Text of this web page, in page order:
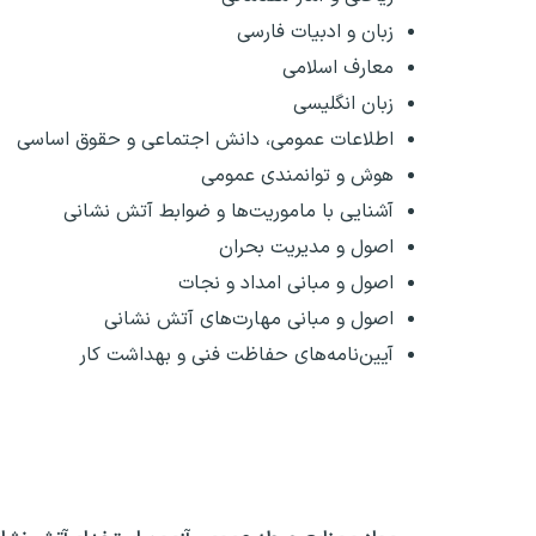
زبان و ادبیات فارسی
معارف اسلامی
زبان انگلیسی
اطلاعات عمومی، دانش اجتماعی و حقوق اساسی
هوش و توانمندی عمومی
آشنایی با ماموریت‌ها و ضوابط آتش نشانی
اصول و مدیریت بحران
اصول و مبانی امداد و نجات
اصول و مبانی مهارت‌های آتش نشانی
آیین‌نامه‌های حفاظت فنی و بهداشت کار